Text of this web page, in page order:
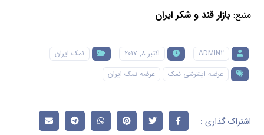
منبع: بازار قند و شکر ایران
ADMIN2 اکتبر ۸, ۲۰۱۷
نمک ایران
عرضه اینترنتی نمک
عرضه نمک ایران